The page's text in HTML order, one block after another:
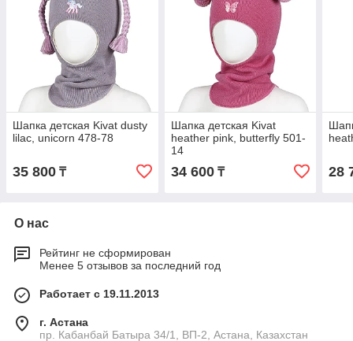
Шапка детская Kivat dusty
lilac, unicorn 478-78
35 800 ₸
Шапка детская Kivat
heather pink, butterfly 501-
14
34 600₸ 28
О нас
Рейтинг не сформирован
Менее 5 отзывов за последний год
Работает с 19.11.2013
г. Астана
пр. Кабанбай Батыра 34/1, ВП-2, Астана, Казахстан